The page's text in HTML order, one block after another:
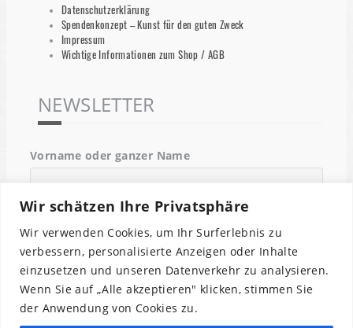
Wir schätzen Ihre Privatsphäre
Wir verwenden Cookies, um Ihr Surferlebnis zu
verbessern, personalisierte Anzeigen oder Inhalte
einzusetzen und unseren Datenverkehr zu analysieren.
Wenn Sie auf „Alle akzeptieren" klicken, stimmen Sie
der Anwendung von Cookies zu.
Datenschutzerklärung
Spendenkonzept – Kunst für den guten Zweck
Impressum
Wichtige Informationen zum Shop / AGB
NEWSLETTER
Vorname oder ganzer Name
Email
Indem Du fortfährst, akzeptierst Du unsere
Datenschutzerklärung.